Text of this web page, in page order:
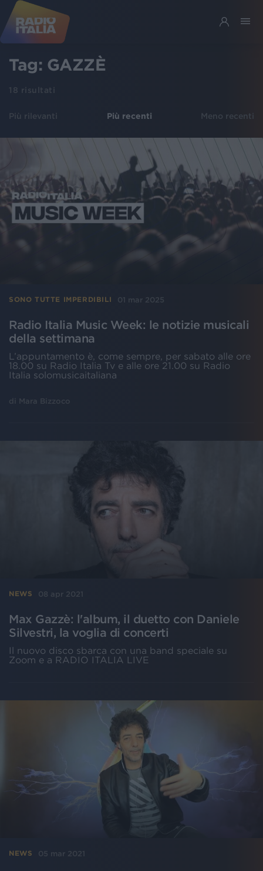
Tag: GAZZÈ
18 risultati
Più rilevanti Più recenti Meno recenti
SONO TUTTE IMPERDIBILI 01 mar 2025
Radio Italia Music Week: le notizie musicali
della settimana
L’appuntamento è, come sempre, per sabato alle ore
18.00 su Radio Italia Tv e alle ore 21.00 su Radio
Italia solomusicaitaliana
di Mara Bizzoco
NEWS 08 apr 2021
Max Gazzè: l'album, il duetto con Daniele
Silvestri, la voglia di concerti
Il nuovo disco sbarca con una band speciale su
Zoom e a RADIO ITALIA LIVE
NEWS 05 mar 2021